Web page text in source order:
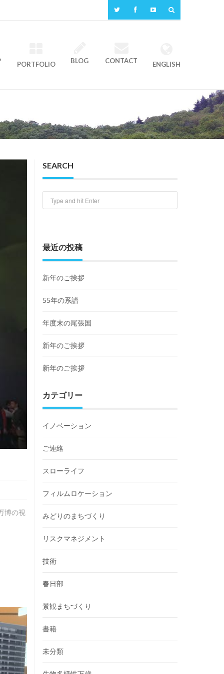
PORTFOLIO BLOG CONTACT ENGLISH
博の視
SEARCH
最近の投稿
新年のご挨拶
55年の系譜
年度末の尾張国
新年のご挨拶
新年のご挨拶
カテゴリー
イノベーション
ご連絡
スローライフ
フィルムロケーション
みどりのまちづくり
リスクマネジメント
技術
春日部
景観まちづくり
書籍
未分類